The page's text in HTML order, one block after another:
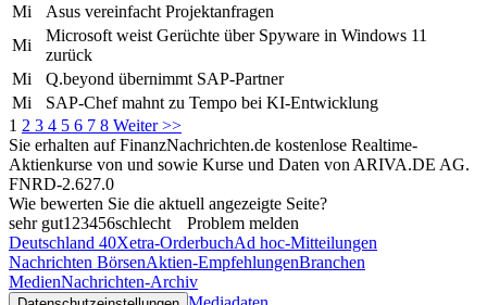
Mi
Asus vereinfacht Projektanfragen
Mi
Microsoft weist Gerüchte über Spyware in Windows 11
zurück
Mi
Q.beyond übernimmt SAP-Partner
Mi
SAP-Chef mahnt zu Tempo bei KI-Entwicklung
1 2 3 4 5 6 7 8 Weiter >>
Sie erhalten auf FinanzNachrichten.de kostenlose Realtime-
Aktienkurse von und sowie Kurse und Daten von ARIVA.DE AG.
FNRD-2.627.0
Wie bewerten Sie die aktuell angezeigte Seite?
sehr gut1 23456schlecht
Problem melden
Deutschland 40Xetra-OrderbuchAd hoc-Mitteilungen
Nachrichten BörsenAktien-EmpfehlungenBranchen
MedienNachrichten-Archiv